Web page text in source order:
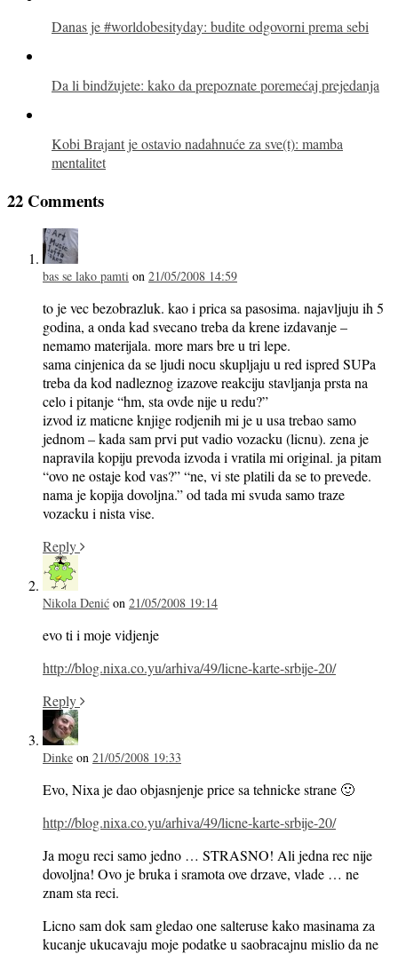
Danas je #worldobesityday: budite odgovorni prema sebi
Da li bindžujete: kako da prepoznate poremećaj prejedanja
Kobi Brajant je ostavio nadahnuće za sve(t): mamba
mentalitet
22 Comments
bas se lako pamti on 21/05/2008 14:59
to je vec bezobrazluk. kao i prica sa pasosima. najavljuju ih 5
godina, a onda kad svecano treba da krene izdavanje –
nemamo materijala. more mars bre u tri lepe.
sama cinjenica da se ljudi nocu skupljaju u red ispred SUPa
treba da kod nadleznog izazove reakciju stavljanja prsta na
celo i pitanje “hm, sta ovde nije u redu?”
izvod iz maticne knjige rodjenih mi je u usa trebao samo
jednom – kada sam prvi put vadio vozacku (licnu). zena je
napravila kopiju prevoda izvoda i vratila mi original. ja pitam
“ovo ne ostaje kod vas?” “ne, vi ste platili da se to prevede.
nama je kopija dovoljna.” od tada mi svuda samo traze
vozacku i nista vise.
Reply
Nikola Denić on 21/05/2008 19:14
evo ti i moje vidjenje
http://blog.nixa.co.yu/arhiva/49/licne-karte-srbije-20/
Reply
Dinke on 21/05/2008 19:33
Evo, Nixa je dao objasnjenje price sa tehnicke strane 🙂
http://blog.nixa.co.yu/arhiva/49/licne-karte-srbije-20/
Ja mogu reci samo jedno … STRASNO! Ali jedna rec nije
dovoljna! Ovo je bruka i sramota ove drzave, vlade … ne
znam sta reci.
Licno sam dok sam gledao one salteruse kako masinama za
kucanje ukucavaju moje podatke u saobracajnu mislio da ne